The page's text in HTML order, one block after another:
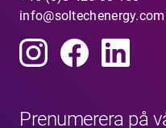
info@soltechenergy.com
Prenumerera på